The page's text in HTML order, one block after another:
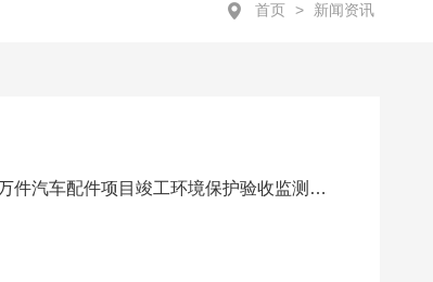
首页 > 新闻资讯
件汽车配件项目竣工环境保护验收监测报